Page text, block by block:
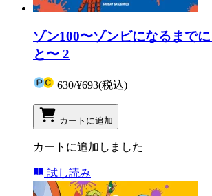
ゾン100〜ゾンビになるまで
と〜 2
630/¥693(税込)
カートに追加
カートに追加しました
試し読み